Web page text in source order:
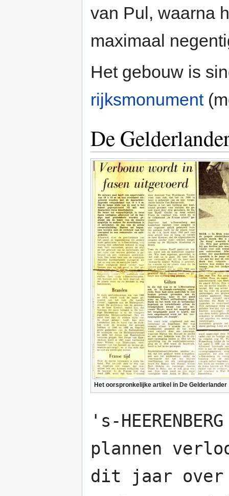
van Pul, waarna
maximaal
Het gebouw is
rijksmonument
De
Het oorspronkelijke artikel in De Gelderlander
's-
plannen
dit jaar over